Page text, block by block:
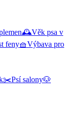
🕰️Věk psa v
feny🧺Výbava pro
✂️Psí salony🐶